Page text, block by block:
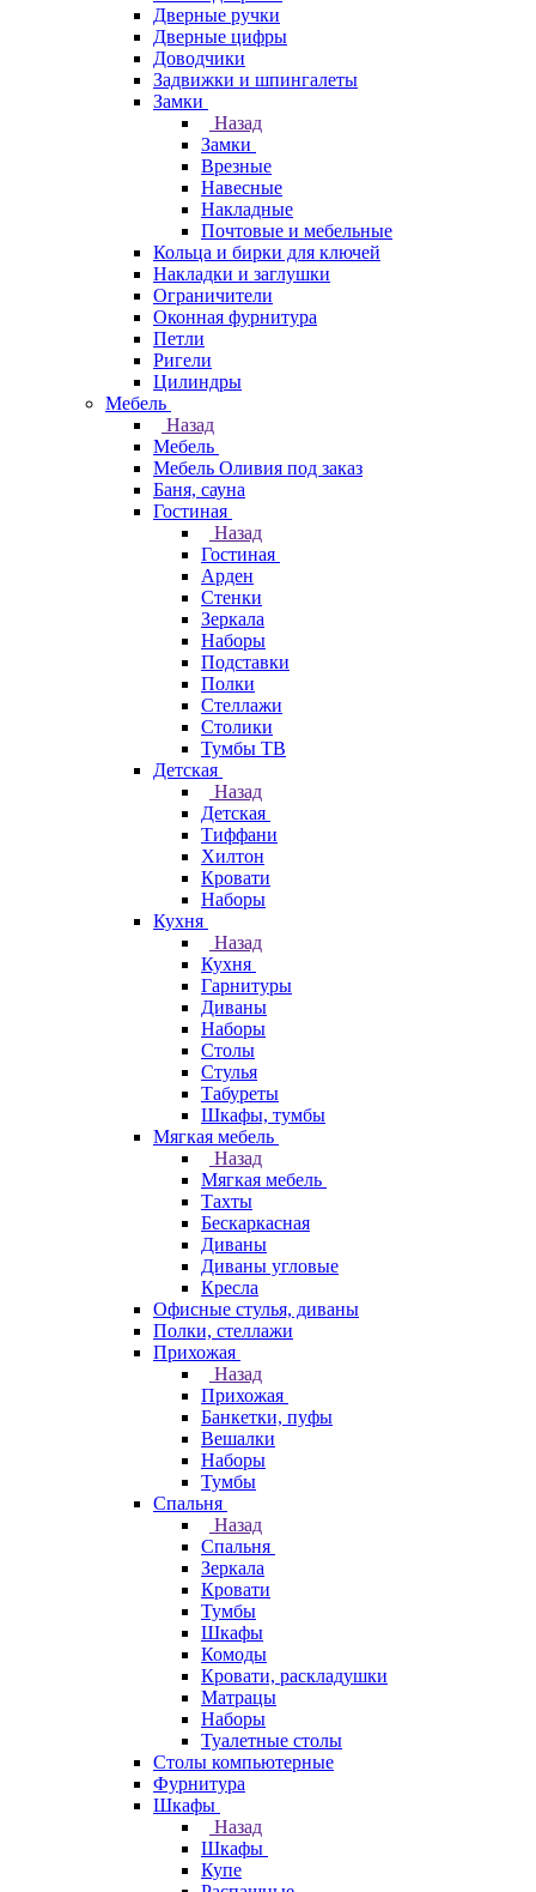
Дверные ручки
Дверные цифры
Доводчики
Задвижки и шпингалеты
Замки
Назад
Замки
Врезные
Навесные
Накладные
Почтовые и мебельные
Кольца и бирки для ключей
Накладки и заглушки
Ограничители
Оконная фурнитура
Петли
Ригели
Цилиндры
Мебель
Назад
Мебель
Мебель Оливия под заказ
Баня, сауна
Гостиная
Назад
Гостиная
Арден
Стенки
Зеркала
Наборы
Подставки
Полки
Стеллажи
Столики
Тумбы ТВ
Детская
Назад
Детская
Тиффани
Хилтон
Кровати
Наборы
Кухня
Назад
Кухня
Гарнитуры
Диваны
Наборы
Столы
Стулья
Табуреты
Шкафы, тумбы
Мягкая мебель
Назад
Мягкая мебель
Тахты
Бескаркасная
Диваны
Диваны угловые
Кресла
Офисные стулья, диваны
Полки, стеллажи
Прихожая
Назад
Прихожая
Банкетки, пуфы
Вешалки
Наборы
Тумбы
Спальня
Назад
Спальня
Зеркала
Кровати
Тумбы
Шкафы
Комоды
Кровати, раскладушки
Матрацы
Наборы
Туалетные столы
Столы компьютерные
Фурнитура
Шкафы
Назад
Шкафы
Купе